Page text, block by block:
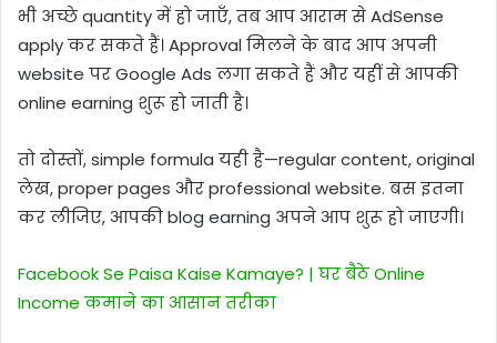
भी अच्छे quantity में हो जाएँ, तब आप आराम से AdSense
apply कर सकते हैं। Approval मिलने के बाद आप अपनी
website पर Google Ads लगा सकते हैं और यहीं से आपकी
online earning शुरू हो जाती है।
तो दोस्तों, simple formula यही है—regular content, original
लेख, proper pages और professional website. बस इतना
कर लीजिए, आपकी blog earning अपने आप शुरू हो जाएगी।
Facebook Se Paisa Kaise Kamaye? | घर बैठे Online
Income कमाने का आसान तरीका